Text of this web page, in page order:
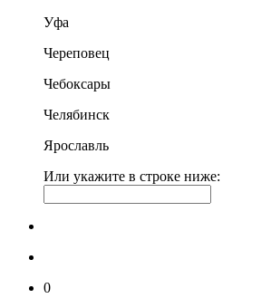
Уфа
Череповец
Чебоксары
Челябинск
Ярославль
Или укажите в строке ниже:
0